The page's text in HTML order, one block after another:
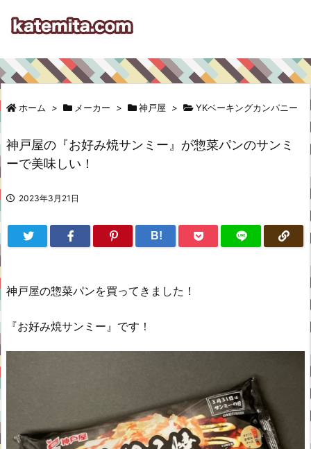
ホーム > メーカー > 神戸屋 > YKベーキングカンパニー
神戸屋の『お好み焼サンミー』が惣菜パンのサンミ
ーで美味しい！
2023年3月21日
B!
神戸屋の惣菜パンを買ってきました！
『お好み焼サンミー』です！